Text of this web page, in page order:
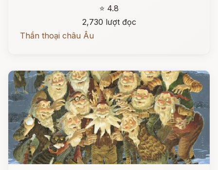
⭐ 4.8
2,730 lượt đọc
Thần thoại châu Âu